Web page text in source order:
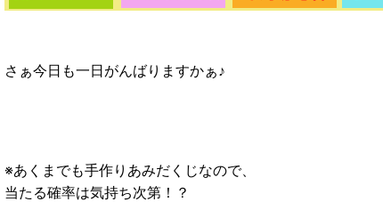
さぁ今日も一日がんばりますかぁ♪
※あくまでも手作りあみだくじなので、
当たる確率は気持ち次第！？